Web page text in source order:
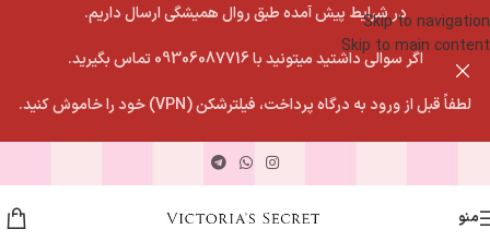
Skip to navigation
Skip to main content
در شرایط پیش آمده طبق روال همیشگی ارسال داریم.
اگر سوالی داشتید میتونید با 09306087716 تماس بگیرید.
لطفاً قبل از ورود به درگاه پرداخت، فیلترشکن (VPN) خود را خاموش کنید.
منو